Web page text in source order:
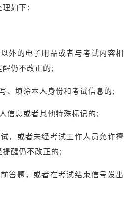
如下：
外的电子用品或者与考试内容相
仍不改正的;
、填涂本人身份和考试信息的;
信息或者其他特殊标记的;
，或者未经考试工作人员允许擅
醒仍不改正的;
答题，或者在考试结束信号发出